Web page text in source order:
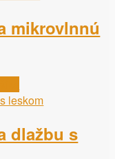
mikrovlnnú
dlažbu s